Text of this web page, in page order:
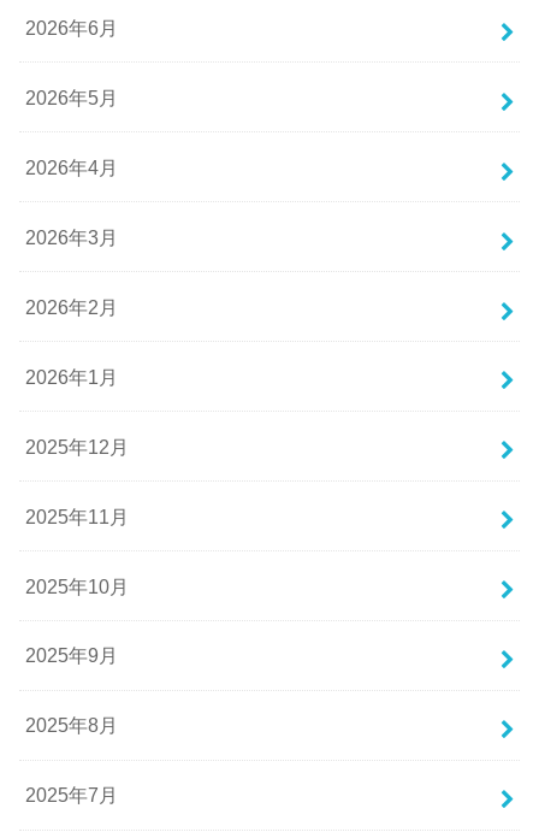
2026年6月
2026年5月
2026年4月
2026年3月
2026年2月
2026年1月
2025年12月
2025年11月
2025年10月
2025年9月
2025年8月
2025年7月